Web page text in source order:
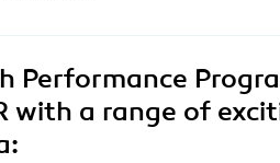
Performance
with a range of